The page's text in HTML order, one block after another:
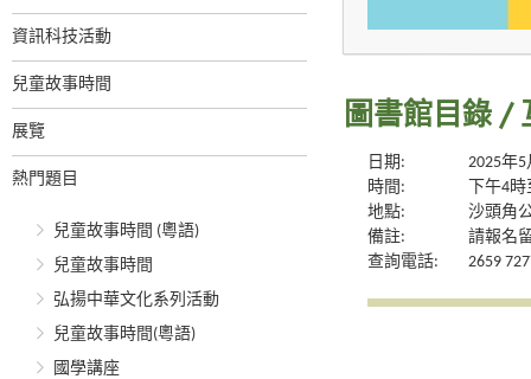
資訊科技活動
兒童故事時間
展覽
熱門題目
兒童故事時間 (粵語)
兒童故事時間
弘揚中華文化系列活動
兒童故事時間(粵語)
國學講座
圖書館目錄 /
日期:
2025年
時間:
下午4
地點:
沙頭角
備註:
請報名
查詢電話:
2659